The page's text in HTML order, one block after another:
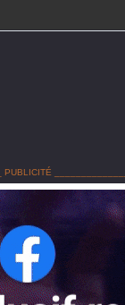
PUBLICITÉ ______________